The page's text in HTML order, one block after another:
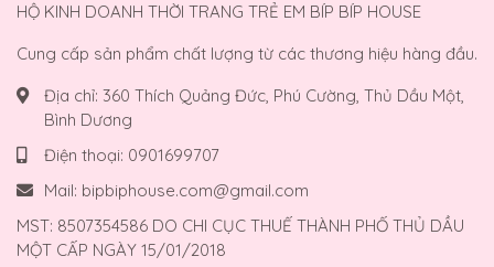
HỘ KINH DOANH THỜI TRANG TRẺ EM BÍP BÍP HOUSE
Cung cấp sản phẩm chất lượng từ các thương hiệu hàng đầu.
Địa chỉ: 360 Thích Quảng Đức, Phú Cường, Thủ Dầu Một,
Bình Dương
Điện thoại: 0901699707
Mail: bipbiphouse.com@gmail.com
MST: 8507354586 DO CHI CỤC THUẾ THÀNH PHỐ THỦ DẦU
MỘT CẤP NGÀY 15/01/2018